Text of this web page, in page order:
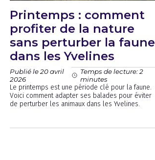
Printemps : comment
profiter de la nature
sans perturber la faune
dans les Yvelines
Publié le 20 avril
2026
Temps de lecture: 2
minutes
Le printemps est une période clé pour la faune.
Voici comment adapter ses balades pour éviter
de perturber les animaux dans les Yvelines.